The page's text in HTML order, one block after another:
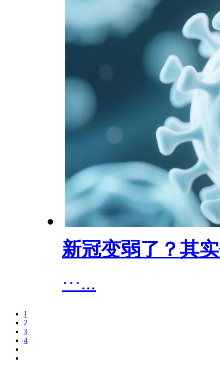
新冠变弱了？其
···...
1
2
3
4